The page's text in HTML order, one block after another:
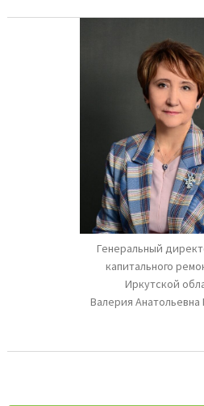
Генеральный
капитального
Иркутской
Валерия